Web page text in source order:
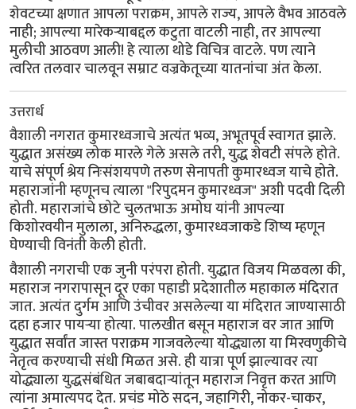
शेवटच्या क्षणात आपला पराक्रम, आपले राज्य, आपले वैभव आठवले
नाही; आपल्या मारेकऱ्याबद्दल कटुता वाटली नाही, तर आपल्या
मुलीची आठवण आली! हे त्याला थोडे विचित्र वाटले. पण त्याने
त्वरित तलवार चालवून सम्राट वज्रकेतूच्या यातनांचा अंत केला.
उत्तरार्ध
वैशाली नगरात कुमारध्वजाचे अत्यंत भव्य, अभूतपूर्व स्वागत झाले.
युद्धात असंख्य लोक मारले गेले असले तरी, युद्ध शेवटी संपले होते.
याचे संपूर्ण श्रेय निःसंशयपणे तरुण सेनापती कुमारध्वज याचे होते.
महाराजांनी म्हणूनच त्याला "रिपुदमन कुमारध्वज" अशी पदवी दिली
होती. महाराजांचे छोटे चुलतभाऊ अमोघ यांनी आपल्या
किशोरवयीन मुलाला, अनिरुद्धला, कुमारध्वजाकडे शिष्य म्हणून
घेण्याची विनंती केली होती.
वैशाली नगराची एक जुनी परंपरा होती. युद्धात विजय मिळवला की,
महाराज नगरापासून दूर एका पहाडी प्रदेशातील महाकाल मंदिरात
जात. अत्यंत दुर्गम आणि उंचीवर असलेल्या या मंदिरात जाण्यासाठी
दहा हजार पायऱ्या होत्या. पालखीत बसून महाराज वर जात आणि
युद्धात सर्वांत जास्त पराक्रम गाजवलेल्या योद्ध्याला या मिरवणुकीचे
नेतृत्व करण्याची संधी मिळत असे. ही यात्रा पूर्ण झाल्यावर त्या
योद्ध्याला युद्धसंबंधित जबाबदाऱ्यांतून महाराज निवृत्त करत आणि
त्यांना अमात्यपद देत. प्रचंड मोठे सदन, जहागिरी, नोकर-चाकर,